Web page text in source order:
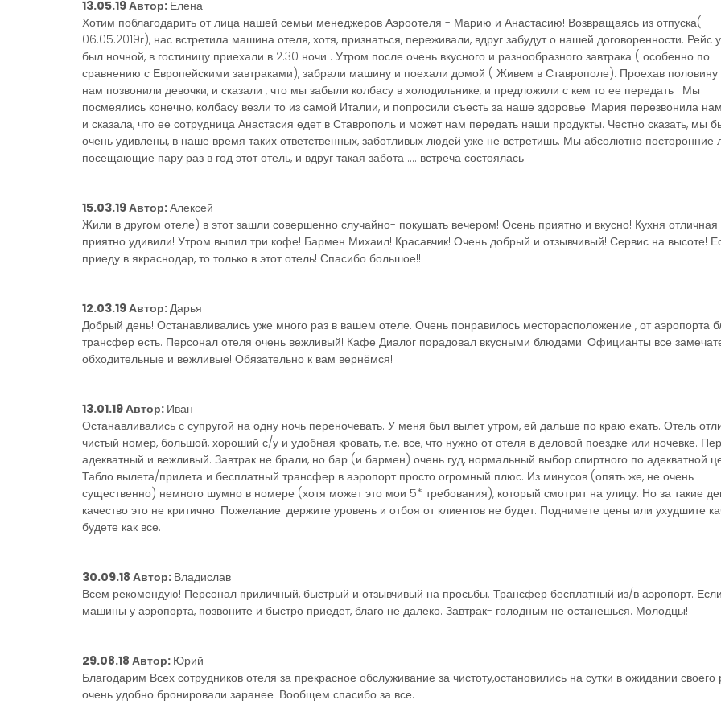
13.05.19 Автор: Елена
Хотим поблагодарить от лица нашей семьи менеджеров Аэроотеля - Марию и Анастасию! Возвращаясь из отпуска(
06.05.2019г), нас встретила машина отеля, хотя, признаться, переживали, вдруг забудут о нашей договоренности. Рейс
был ночной, в гостиницу приехали в 2.30 ночи . Утром после очень вкусного и разнообразного завтрака ( особенно по
сравнению с Европейскими завтраками), забрали машину и поехали домой ( Живем в Ставрополе). Проехав половину
нам позвонили девочки, и сказали , что мы забыли колбасу в холодильнике, и предложили с кем то ее передать . Мы
посмеялись конечно, колбасу везли то из самой Италии, и попросили съесть за наше здоровье. Мария перезвонила
и сказала, что ее сотрудница Анастасия едет в Ставрополь и может нам передать наши продукты. Честно сказать, мы
очень удивлены, в наше время таких ответственных, заботливых людей уже не встретишь. Мы абсолютно посторонние
посещающие пару раз в год этот отель, и вдруг такая забота .... встреча состоялась.
15.03.19 Автор:Алексей
Жили в другом отеле) в этот зашли совершенно случайно- покушать вечером! Осень приятно и вкусно! Кухня
приятно удивили! Утром выпил три кофе! Бармен Михаил! Красавчик! Очень добрый и отзывчивый! Сервис на высоте!
приеду в якраснодар, то только в этот отель! Спасибо большое!!!
12.03.19 Автор:Дарья
Добрый день! Останавливались уже много раз в вашем отеле. Очень понравилось месторасположение , от аэропорта
трансфер есть. Персонал отеля очень вежливый! Кафе Диалог порадовал вкусными блюдами! Официанты все
обходительные и вежливые! Обязательно к вам вернёмся!
13.01.19 Автор: Иван
Останавливались с супругой на одну ночь переночевать. У меня был вылет утром, ей дальше по краю ехать. Отель
чистый номер, большой, хороший с/у и удобная кровать, т.е. все, что нужно от отеля в деловой поездке или ночевке.
адекватный и вежливый. Завтрак не брали, но бар (и бармен) очень гуд, нормальный выбор спиртного по адекватной
Табло вылета/прилета и бесплатный трансфер в аэропорт просто огромный плюс. Из минусов (опять же, не очень
существенно) немного шумно в номере (хотя может это мои 5* требования), который смотрит на улицу. Но за такие
качество это не критично. Пожелание: держите уровень и отбоя от клиентов не будет. Поднимете цены или ухудшите
будете как все.
30.09.18 Автор: Владислав
Всем рекомендую! Персонал приличный, быстрый и отзывчивый на просьбы. Трансфер бесплатный из/в аэропорт.
машины у аэропорта, позвоните и быстро приедет, благо не далеко. Завтрак- голодным не останешься. Молодцы!
29.08.18 Автор: Юрий
Благодарим Всех сотрудников отеля за прекрасное обслуживание за чистоту,остановились на сутки в ожидании своего
очень удобно бронировали заранее .Вообщем спасибо за все.